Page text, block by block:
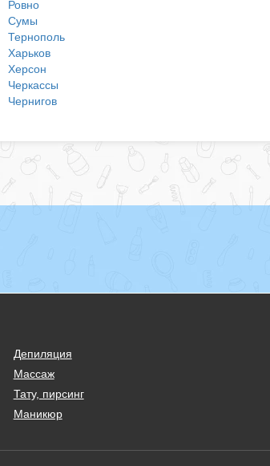
Ровно
Сумы
Тернополь
Харьков
Херсон
Черкассы
Чернигов
Депиляция
Массаж
Тату, пирсинг
Маникюр